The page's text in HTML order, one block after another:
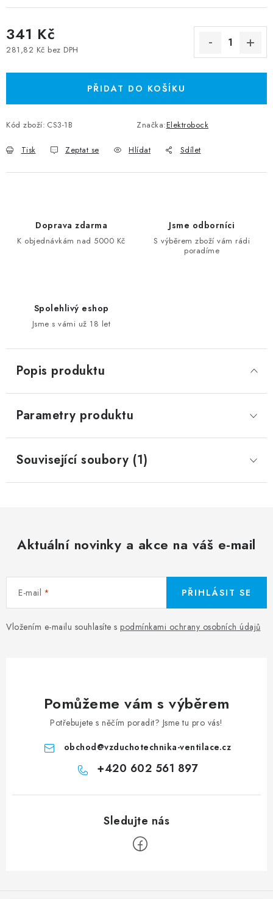
341 Kč
281,82 Kč bez DPH
PŘIDAT DO KOŠÍKU
Kód zboží: CS3-1B Značka:Elektrobock
Tisk Zeptat se Hlídat Sdílet
Doprava zdarma
K objednávkám nad 5000 Kč
Jsme odborníci
S výběrem zboží vám rádi
poradíme
Spolehlivý eshop
Jsme s vámi už 18 let
Popis produktu
Parametry produktu
Související soubory (1)
Aktuální novinky a akce na váš e-mail
E-mail
Vložením e-mailu souhlasíte s podmínkami ochrany osobních údajů
PŘIHLÁSIT SE
Pomůžeme vám s výběrem
Potřebujete s něčím poradit? Jsme tu pro vás!
obchod@vzduchotechnika-ventilace.cz
+420 602 561 897